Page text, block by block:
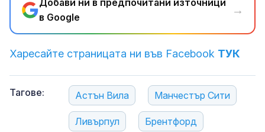
Добави ни в предпочитани източници
в Google
→
Харесайте страницата ни във Facebook ТУК
Тагове: Астън Вила Манчестър Сити
Ливърпул Брентфорд